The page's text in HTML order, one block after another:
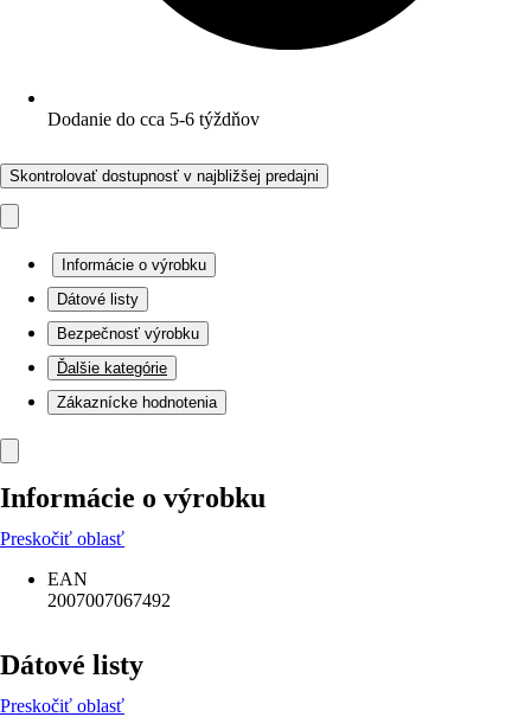
Dodanie do cca 5-6 týždňov
Skontrolovať dostupnosť v najbližšej predajni
Informácie o výrobku
Dátové listy
Bezpečnosť výrobku
Ďalšie kategórie
Zákaznícke hodnotenia
Informácie o výrobku
Preskočiť oblasť
EAN
2007007067492
Dátové listy
Preskočiť oblasť